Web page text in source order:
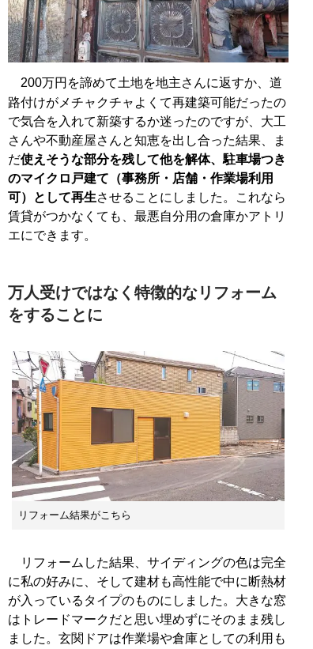
200万円を諦めて土地を地主さんに返すか、道
路付けがメチャクチャよくて再建築可能だったの
で気合を入れて新築するか迷ったのですが、大工
さんや不動産屋さんと知恵を出し合った結果、ま
だ使えそうな部分を残して他を解体、駐車場つき
のマイクロ戸建て（事務所・店舗・作業場利用
可）として再生させることにしました。これなら
賃貸がつかなくても、最悪自分用の倉庫かアトリ
エにできます。
万人受けではなく特徴的なリフォーム
をすることに
リフォーム結果がこちら
リフォームした結果、サイディングの色は完全
に私の好みに、そして建材も高性能で中に断熱材
が入っているタイプのものにしました。大きな窓
はトレードマークだと思い埋めずにそのまま残し
ました。玄関ドアは作業場や倉庫としての利用も